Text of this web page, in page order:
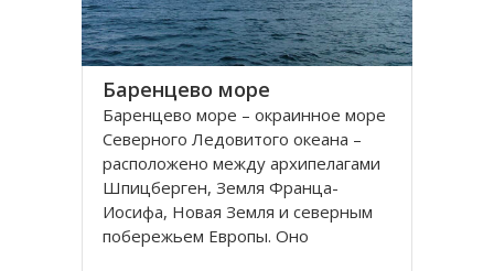
Баренцево море
Баренцево море – окраинное море
Северного Ледовитого океана –
расположено между архипелагами
Шпицберген, Земля Франца-
Иосифа, Новая Земля и северным
побережьем Европы. Оно